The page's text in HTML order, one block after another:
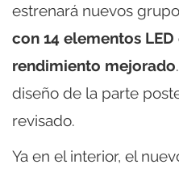
estrenará nuevos
con 14 elementos LED
rendimiento mejorado
diseño de la parte
revisado.
Ya en el interior, el